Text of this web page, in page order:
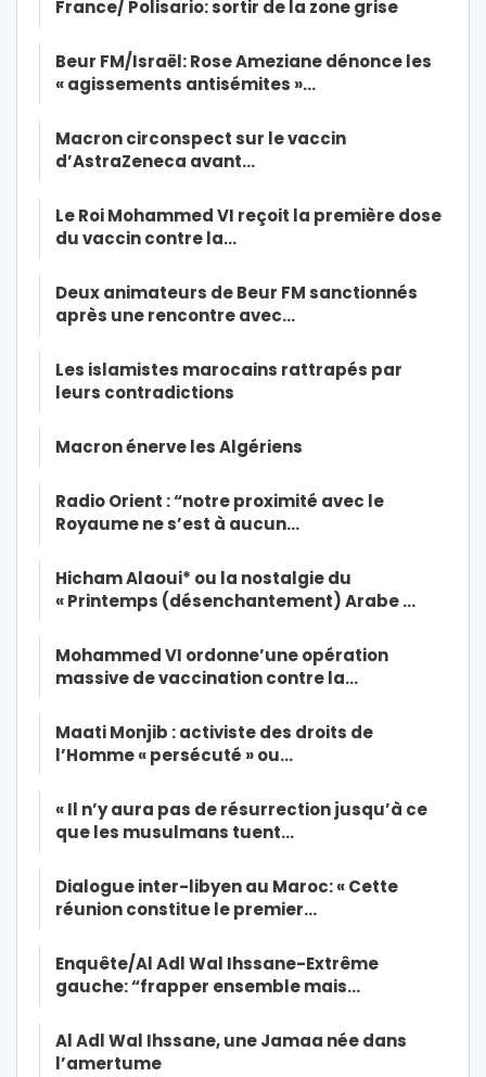
France/ Polisario: sortir de la zone grise
Beur FM/Israël: Rose Ameziane dénonce les
« agissements antisémites »…
Macron circonspect sur le vaccin
d’AstraZeneca avant…
Le Roi Mohammed VI reçoit la première dose
du vaccin contre la…
Deux animateurs de Beur FM sanctionnés
après une rencontre avec…
Les islamistes marocains rattrapés par
leurs contradictions
Macron énerve les Algériens
Radio Orient : “notre proximité avec le
Royaume ne s’est à aucun…
Hicham Alaoui* ou la nostalgie du
« Printemps (désenchantement) Arabe …
Mohammed VI ordonne’une opération
massive de vaccination contre la…
Maati Monjib : activiste des droits de
l’Homme « persécuté » ou…
« Il n’y aura pas de résurrection jusqu’à ce
que les musulmans tuent…
Dialogue inter-libyen au Maroc: « Cette
réunion constitue le premier…
Enquête/Al Adl Wal Ihssane-Extrême
gauche: “frapper ensemble mais…
Al Adl Wal Ihssane, une Jamaa née dans
l’amertume